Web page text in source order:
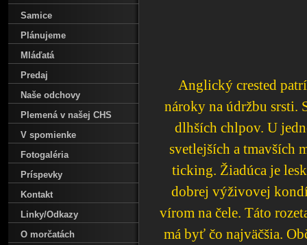
Anglický crested
nároky na údržbu srsti.
dlhších chlpov. U
svetlejších a tmavších
ticking. Žiadúca je
dobrej výživovej
vírom na čele. Táto
má byť čo najväčšia.
Samice
Plánujeme
Mláďatá
Predaj
Naše odchovy
Plemená v našej CHS
V spomienke
Fotogaléria
Príspevky
Kontakt
Linky/Odkazy
O morčatách